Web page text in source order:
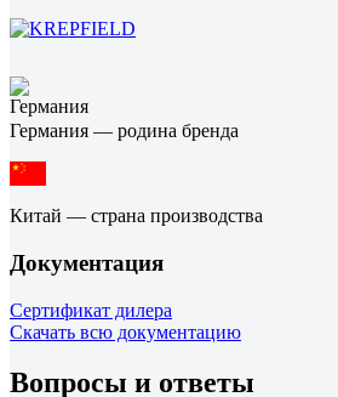
Германия — родина бренда
Китай — страна производства
Документация
Сертификат дилера
Скачать всю документацию
Вопросы и ответы